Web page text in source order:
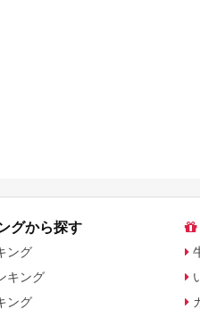
グから探す
ング
キング
ング